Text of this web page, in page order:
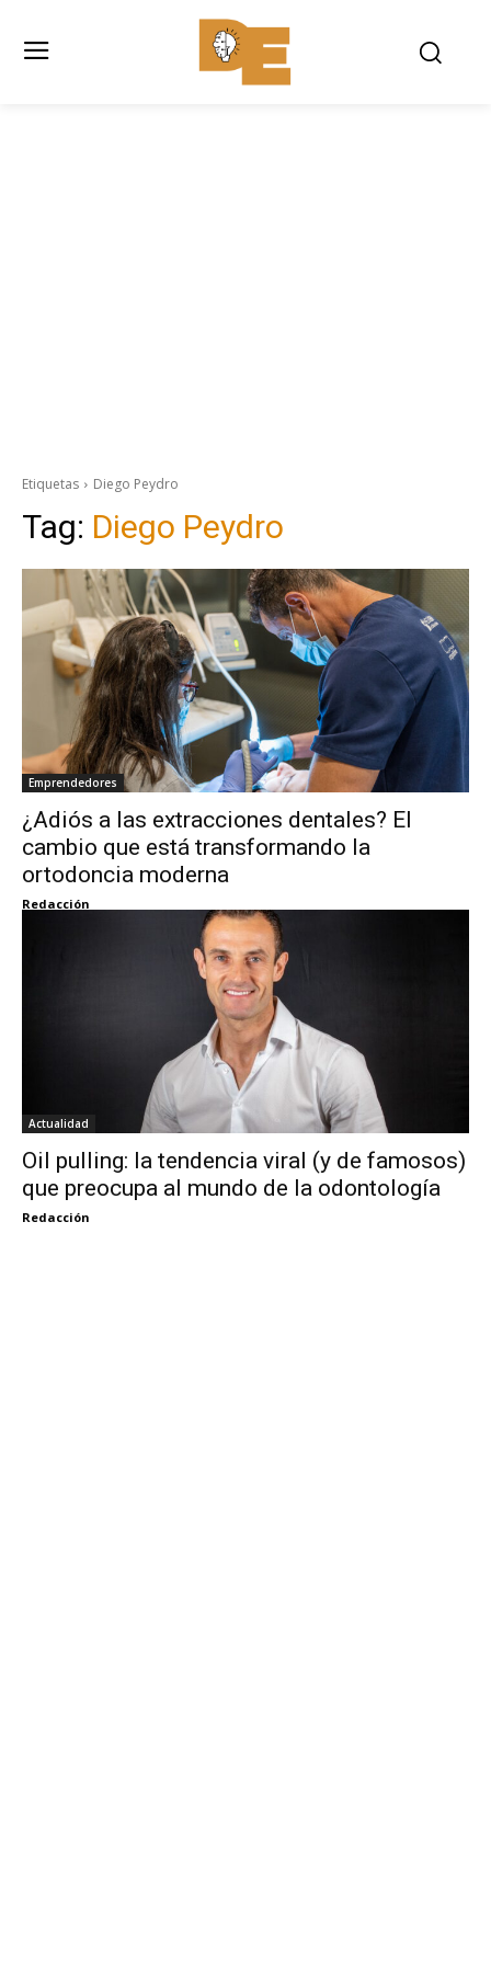
Etiquetas Diego Peydro
Tag: Diego Peydro
Emprendedores
¿Adiós a las extracciones dentales? El
cambio que está transformando la
ortodoncia moderna
Redacción
Actualidad
Oil pulling: la tendencia viral (y de famosos)
que preocupa al mundo de la odontología
Redacción